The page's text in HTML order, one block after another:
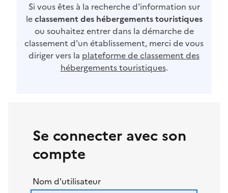
Si vous êtes à la recherche d'information sur
leclassement des hébergements touristiques
ou souhaitez entrer dans la démarche de
classement d'un établissement, merci de vous
diriger vers la plateforme de classement des
hébergements touristiques.
Se connecter avec son
compte
Nom d'utilisateur